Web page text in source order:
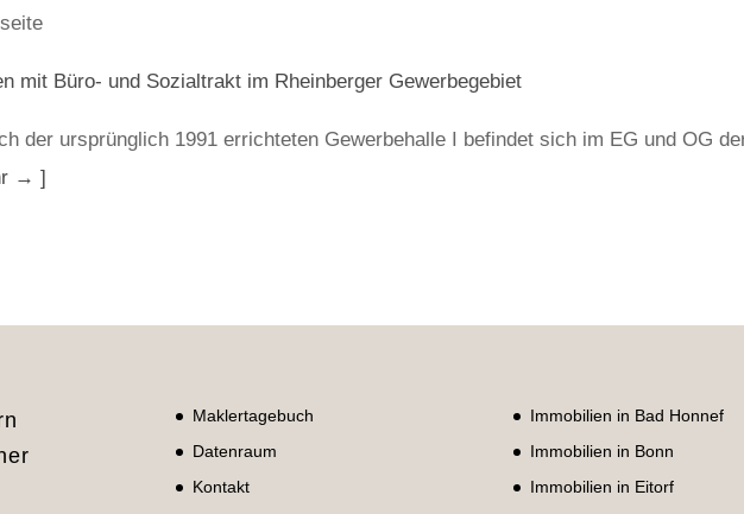
mit Büro- und Sozialtrakt im Rheinberger Gewerbegebiet
der ursprünglich 1991 errichteten Gewerbehalle I befindet sich im EG und OG
→ ]
Maklertagebuch
Datenraum
Kontakt
Immobilien in Bad Honnef
Immobilien in Bonn
Immobilien in Eitorf